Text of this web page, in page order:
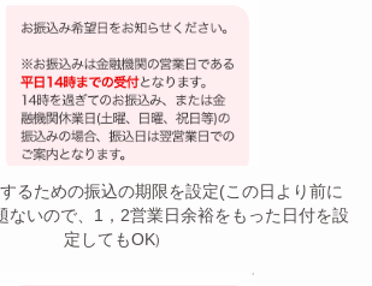
るための振込の期限を設定(この日より前に
ないので、1，2営業日余裕をもった日付を設
定してもOK)